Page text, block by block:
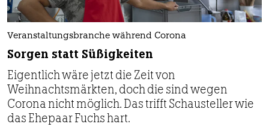
Veranstaltungsbranche während Corona
Sorgen statt Süßigkeiten
Eigentlich wäre jetzt die Zeit von
Weihnachtsmärkten, doch die sind wegen
Corona nicht möglich. Das trifft Schausteller wie
das Ehepaar Fuchs hart.